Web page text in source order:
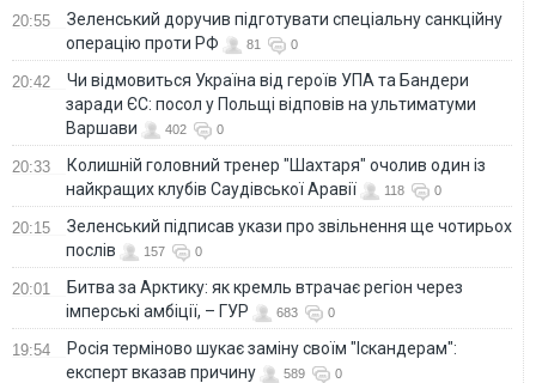
20:55
Зеленський доручив підготувати спеціальну санкційну
операцію проти РФ
81 0
20:42
Чи відмовиться Україна від героїв УПА та Бандери
заради ЄС: посол у Польщі відповів на ультиматуми
Варшави
402 0
20:33
Колишній головний тренер "Шахтаря" очолив один із
найкращих клубів Саудівської Аравії
118 0
20:15
Зеленський підписав укази про звільнення ще чотирьох
послів
157 0
20:01
Битва за Арктику: як кремль втрачає регіон через
імперські амбіції, – ГУР
683 0
19:54
Росія терміново шукає заміну своїм "Іскандерам":
експерт вказав причину
589 0